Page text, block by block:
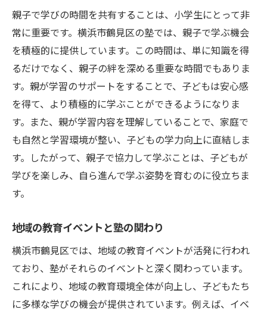
親子で学びの時間を共有することは、小学生にとって非
常に重要です。横浜市鶴見区の塾では、親子で学ぶ機会
を積極的に提供しています。この時間は、単に知識を得
るだけでなく、親子の絆を深める重要な時間でもありま
す。親が学習のサポートをすることで、子どもは安心感
を得て、より積極的に学ぶことができるようになりま
す。また、親が学習内容を理解していることで、家庭で
も自然と学習環境が整い、子どもの学力向上に直結しま
す。したがって、親子で協力して学ぶことは、子どもが
学びを楽しみ、自ら進んで学ぶ姿勢を育むのに役立ちま
す。
地域の教育イベントと塾の関わり
横浜市鶴見区では、地域の教育イベントが活発に行われ
ており、塾がそれらのイベントと深く関わっています。
これにより、地域の教育環境全体が向上し、子どもたち
に多様な学びの機会が提供されています。例えば、イベ